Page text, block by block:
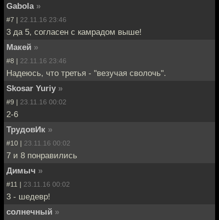
Gabola »
#7 | 22.11.16 23:46
3 да 5, согласен с камрадом выше!
Макей »
#8 | 22.11.16 23:46
Надеюсь, что третья - "везучая сволочь".
Skosar Yuriy »
#9 | 23.11.16 00:02
2-6
ТрудовИк »
#10 | 23.11.16 00:02
7 и 8 понравились
Димыч »
#11 | 23.11.16 00:02
3 - шедевр!
солнечный »